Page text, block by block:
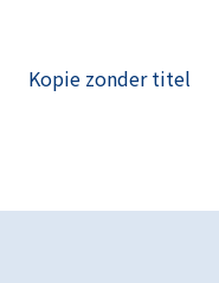
Kopie zonder titel